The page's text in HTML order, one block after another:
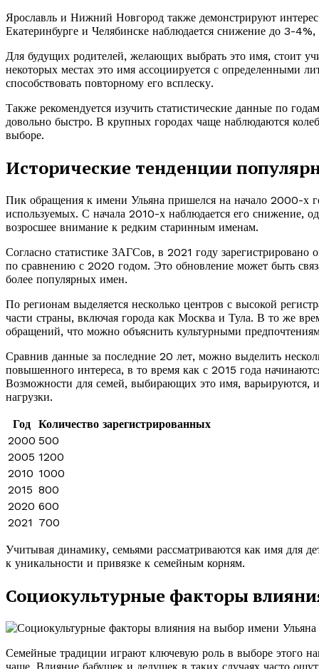
Ярославль и Нижний Новгород также демонстрируют
Екатеринбурге и Челябинске наблюдается снижение до 3-
Для будущих родителей, желающих выбрать это имя, стоит
некоторых местах это имя ассоциируется с определенными
способствовать повторному его всплеску.
Также рекомендуется изучить статистические данные по
довольно быстро. В крупных городах чаще наблюдаются
выборе.
Исторические тенденции
Пик обращения к имени Ульяна пришелся на начало 2000-х
используемых. С начала 2010-х наблюдается его снижение,
возросшее внимание к редким старинным именам.
Согласно статистике ЗАГСов, в 2021 году
по сравнению с 2020 годом. Это обновление может быть
более популярных имен.
По регионам выделяется несколько центров с высокой
части страны, включая города как Москва и Тула. В то же
обращений, что можно объяснить культурными
Сравнив данные за последние 20 лет, можно выделить
повышенного интереса, в то время как с 2015 года
Возможности для семей, выбирающих это имя, варьируются,
нагрузки.
Год Количество зарегистрированных
2000 500
2005 1200
2010 1000
2015 800
2020 600
2021 700
Учитывая динамику, семьями рассматриваются как имя для
к уникальности и привязке к семейным корням.
Социокультурные факторы
Семейные традиции играют ключевую роль в выборе этого
чаще. Влияние бабушек и дедушек в таких случаях часто